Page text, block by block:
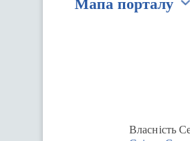
Мапа порталу
Власність